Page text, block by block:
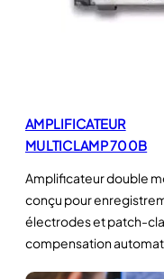
AMPLIFICATEUR
MULTICLAMP 700B
Amplificateur double
conçu pour
électrodes et patch-
compensation